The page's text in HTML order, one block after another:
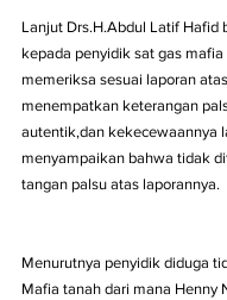
Lanjut Drs.H.Abdul Latif Hafid
kepada penyidik sat gas
memeriksa sesuai laporan
menempatkan keterangan
autentik,dan kekecewaannya
menyampaikan bahwa tidak
tangan palsu atas laporannya.
Menurutnya penyidik diduga
Mafia tanah dari mana Henny